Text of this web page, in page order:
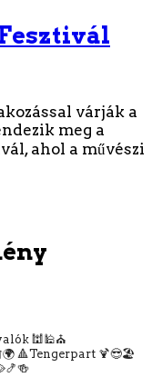
várják a
meg a
ahol a művészi
🕍🕌⛪
🔺Tengerpart 🍹😎🏖️